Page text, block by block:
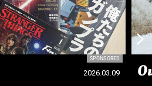
SPONSORED
2026.03.09